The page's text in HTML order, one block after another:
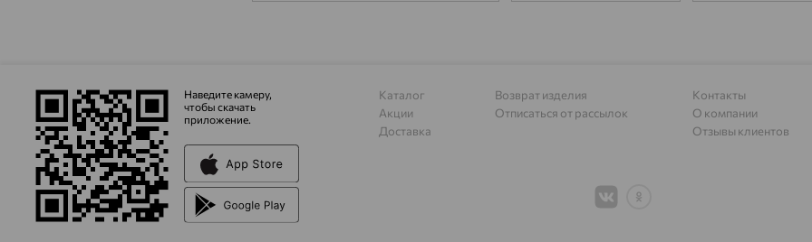
Наведите камеру,
чтобы скачать
приложение.
Каталог
Акции
Доставка
Возврат изделия
Отписаться от рассылок
Контакты
О компании
Отзывы клиентов
Алексеевка доставка
доставка